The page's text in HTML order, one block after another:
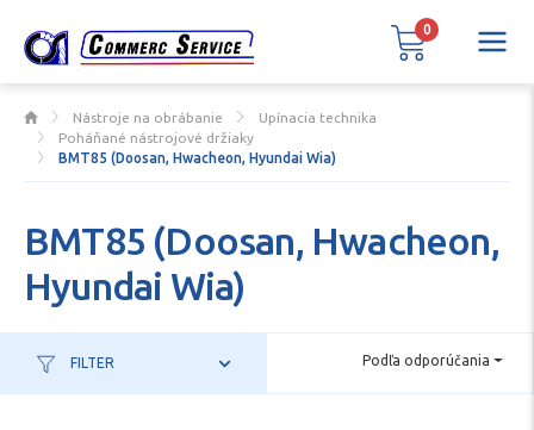
Nástroje na obrábanie
Upínacia technika
Poháňané nástrojové držiaky
BMT85 (Doosan, Hwacheon, Hyundai Wia)
BMT85 (Doosan, Hwacheon,
Hyundai Wia)
FILTER Podľa odporúčania
0